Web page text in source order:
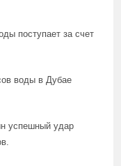
поступает за счет
воды в Дубае
успешный удар